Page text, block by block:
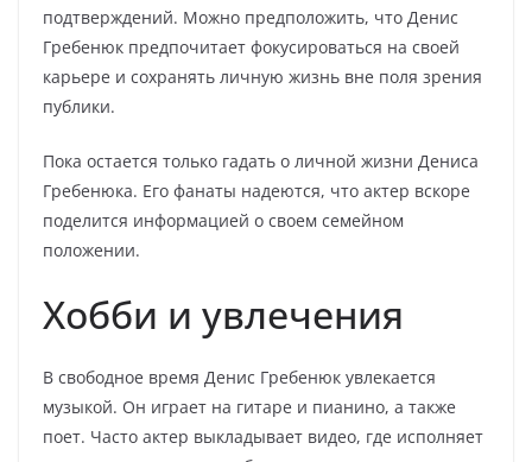
подтверждений. Можно предположить, что Денис
Гребенюк предпочитает фокусироваться на своей
карьере и сохранять личную жизнь вне поля зрения
публики.
Пока остается только гадать о личной жизни Дениса
Гребенюка. Его фанаты надеются, что актер вскоре
поделится информацией о своем семейном
положении.
Хобби и увлечения
В свободное время Денис Гребенюк увлекается
музыкой. Он играет на гитаре и пианино, а также
поет. Часто актер выкладывает видео, где исполняет